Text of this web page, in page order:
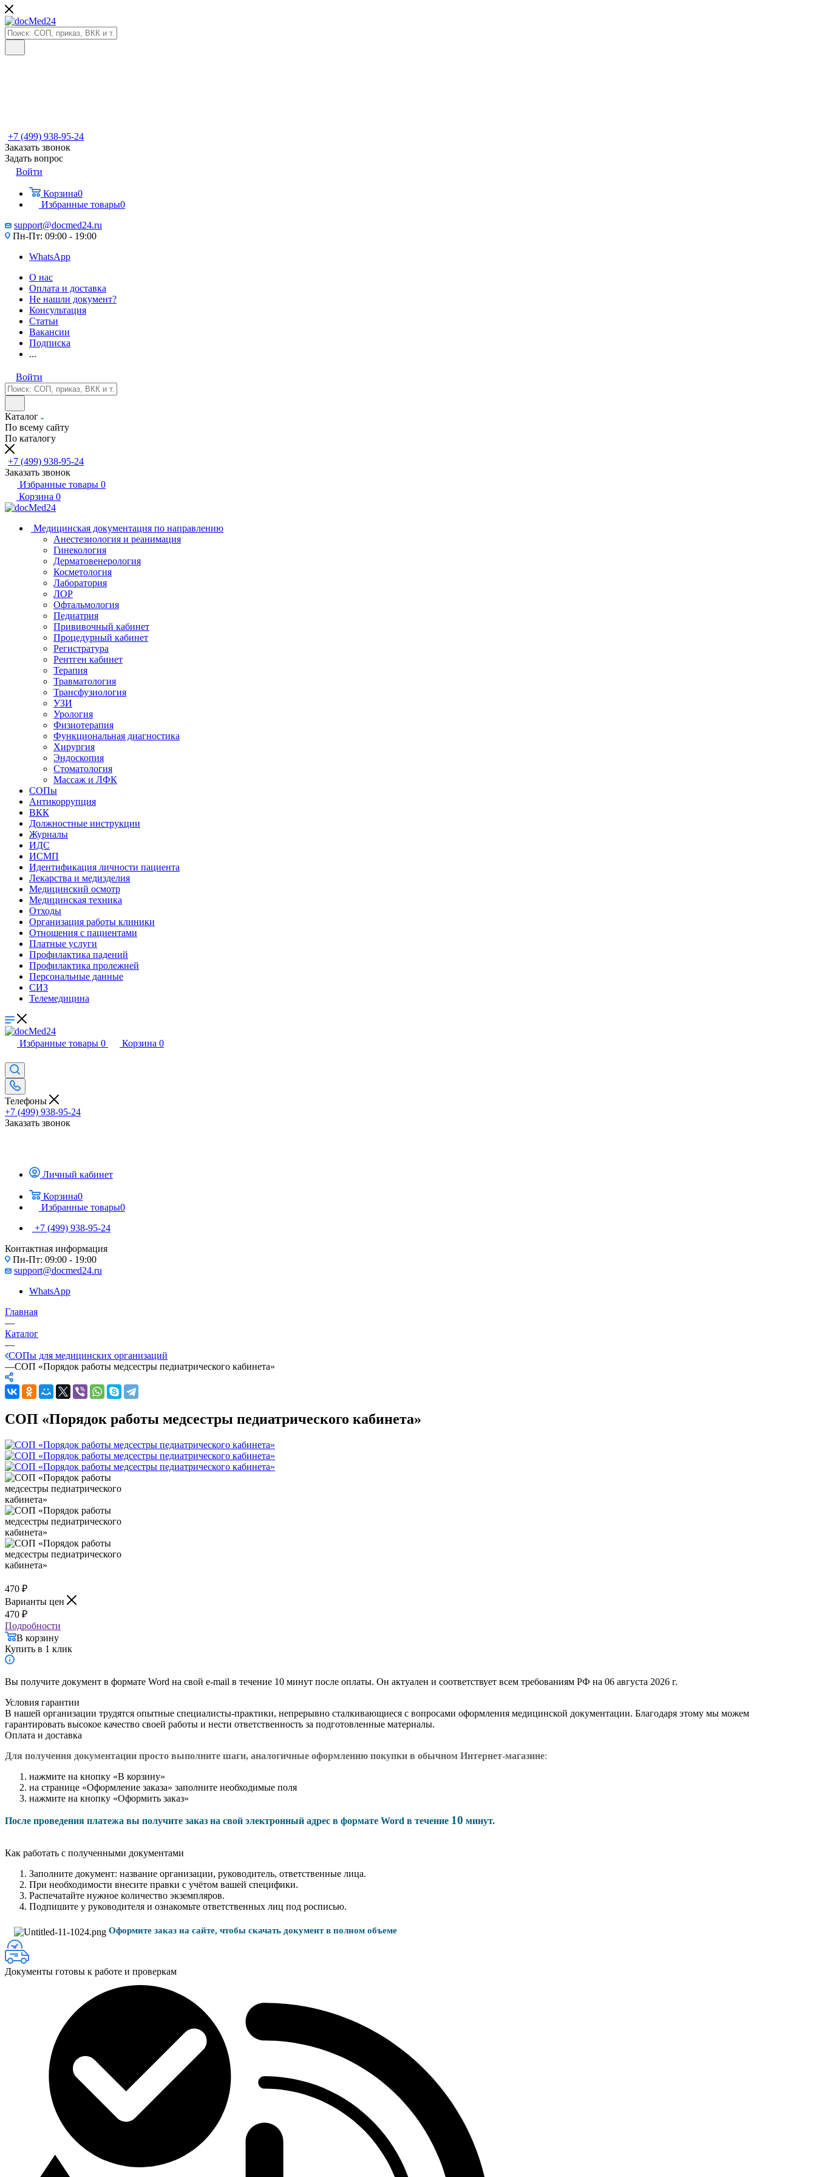
+7 (499) 938-95-24
Заказать звонок
Задать вопрос
Войти
Корзина0
Избранные товары0
support@docmed24.ru
Пн-Пт: 09:00 - 19:00
WhatsApp
О нас
Оплата и доставка
Не нашли документ?
Консультация
Статьи
Вакансии
Подписка
...
Войти
Каталог
По всему сайту
По каталогу
+7 (499) 938-95-24
Заказать звонок
Избранные товары 0
Корзина 0
Медицинская документация по направлению
Анестезиология и реанимация
Гинекология
Дерматовенерология
Косметология
Лаборатория
ЛОР
Офтальмология
Педиатрия
Прививочный кабинет
Процедурный кабинет
Регистратура
Рентген кабинет
Терапия
Травматология
Трансфузиология
УЗИ
Урология
Физиотерапия
Функциональная диагностика
Хирургия
Эндоскопия
Стоматология
Массаж и ЛФК
СОПы
Антикоррупция
ВКК
Должностные инструкции
Журналы
ИДС
ИСМП
Идентификация личности пациента
Лекарства и медизделия
Медицинский осмотр
Медицинская техника
Отходы
Организация работы клиники
Отношения с пациентами
Платные услуги
Профилактика падений
Профилактика пролежней
Персональные данные
СИЗ
Телемедицина
Избранные товары 0 Корзина 0
Телефоны
+7 (499) 938-95-24
Заказать звонок
Личный кабинет
Корзина0
Избранные товары0
+7 (499) 938-95-24
Контактная информация
Пн-Пт: 09:00 - 19:00
support@docmed24.ru
WhatsApp
Главная
—
Каталог
—
СОПы для медицинских организаций
—СОП «Порядок работы медсестры педиатрического кабинета»
СОП «Порядок работы медсестры педиатрического кабинета»
470 ₽
Варианты цен
470 ₽
Подробности
В корзину
Купить в 1 клик
Вы получите документ в формате Word на свой e-mail в течение 10 минут после оплаты. Он актуален и соответствует всем требованиям РФ на 06 августа 2026 г.
Условия гарантии
В нашей организации трудятся опытные специалисты-практики, непрерывно сталкивающиеся с вопросами оформления медицинской документации. Благодаря этому мы можем
гарантировать высокое качество своей работы и нести ответственность за подготовленные материалы.
Оплата и доставка
Для получения документации просто выполните шаги, аналогичные оформлению покупки в обычном Интернет-магазине:
нажмите на кнопку «В корзину»
на странице «Оформление заказа» заполните необходимые поля
нажмите на кнопку «Оформить заказ»
После проведения платежа вы получите заказ на свой электронный адрес в формате Word в течение 10 минут.
Как работать с полученными документами
Заполните документ: название организации, руководитель, ответственные лица.
При необходимости внесите правки с учётом вашей специфики.
Распечатайте нужное количество экземпляров.
Подпишите у руководителя и ознакомьте ответственных лиц под росписью.
Оформите заказ на сайте, чтобы скачать документ в полном объеме
Документы готовы к работе и проверкам